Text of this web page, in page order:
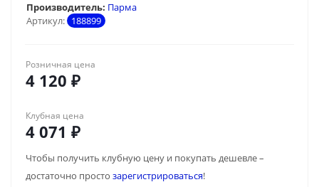
Артикул: 188899
Производитель: Парма
Розничная цена
4 120 ₽
Клубная цена
4 071 ₽
Чтобы получить клубную цену и покупать дешевле –
достаточно просто зарегистрироваться!